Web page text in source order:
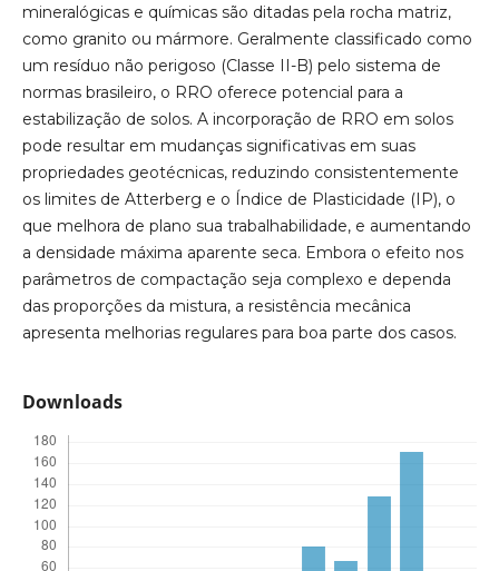
mineralógicas e químicas são ditadas pela rocha matriz,
como granito ou mármore. Geralmente classificado como
um resíduo não perigoso (Classe II-B) pelo sistema de
normas brasileiro, o RRO oferece potencial para a
estabilização de solos. A incorporação de RRO em solos
pode resultar em mudanças significativas em suas
propriedades geotécnicas, reduzindo consistentemente
os limites de Atterberg e o Índice de Plasticidade (IP), o
que melhora de plano sua trabalhabilidade, e aumentando
a densidade máxima aparente seca. Embora o efeito nos
parâmetros de compactação seja complexo e dependa
das proporções da mistura, a resistência mecânica
apresenta melhorias regulares para boa parte dos casos.
Downloads